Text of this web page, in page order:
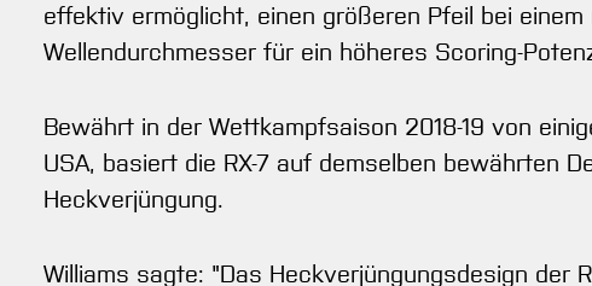
effektiv ermöglicht, einen größeren Pfeil bei
Wellendurchmesser für ein höheres Scoring-
Bewährt in der Wettkampfsaison 2018-19 von
USA, basiert die RX-7 auf demselben bewährten
Heckverjüngung.
Williams sagte: "Das Heckverjüngungsdesign der